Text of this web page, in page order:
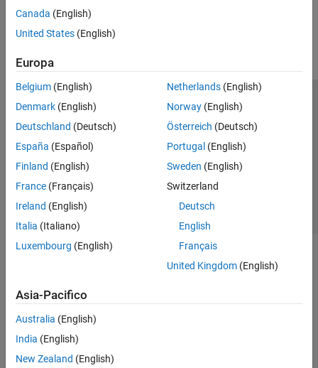
Canada (English)
United States (English)
Europa
Belgium (English)
Denmark (English)
Deutschland (Deutsch)
España (Español)
Finland (English)
France (Français)
Ireland (English)
Italia (Italiano)
Luxembourg (English)
Netherlands(English)
Norway(English)
Österreich (Deutsch)
Portugal (English)
Sweden (English)
Switzerland
Deutsch
English
Français
United Kingdom(English)
Asia-Pacifico
Australia (English)
India (English)
New Zealand (English)
Centro di fiducia
Informativa sulla privacy
Antipirateria
Stato dell'applicazione
Contatti
© 1994-2026 The MathWorks, Inc.